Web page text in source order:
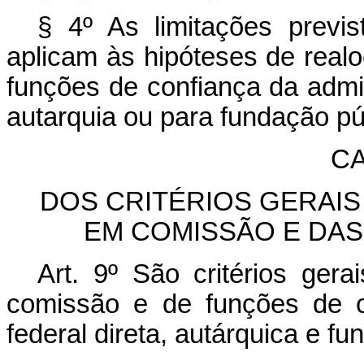
§ 4º As limitações
aplicam às hipóteses de
funções de confiança da
autarquia ou para fundação
DOS CRITÉRIOS
EM COMISSÃO E
Art. 9º São critérios
comissão e de funções de
federal direta, autárquica e